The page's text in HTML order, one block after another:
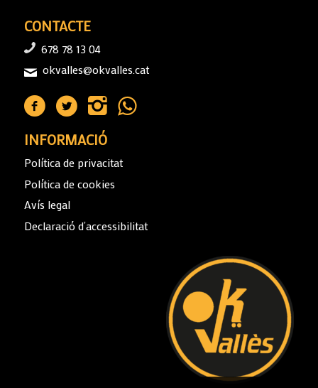
CONTACTE
678 78 13 04
okvalles@okvalles.cat
INFORMACIÓ
Política de privacitat
Política de cookies
Avís legal
Declaració d’accessibilitat